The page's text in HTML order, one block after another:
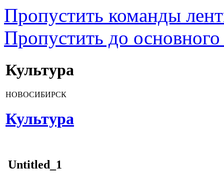
Пропустить команды
Пропустить до основного
Культура
НОВОСИБИРСК
Культура
Untitled_1